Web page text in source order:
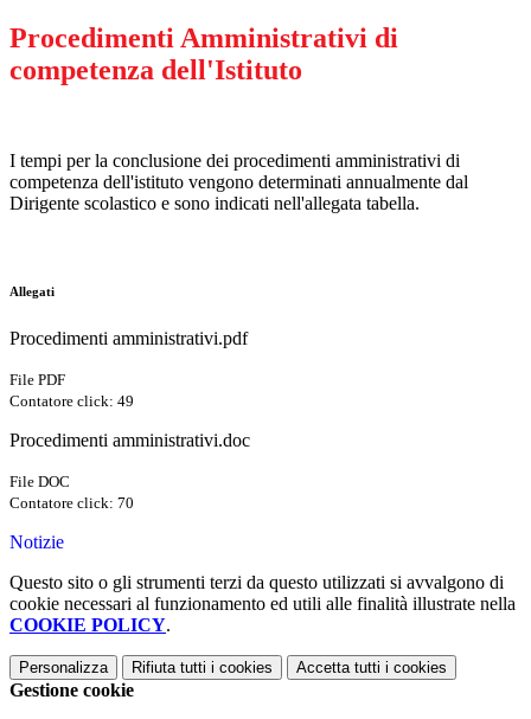
Procedimenti Amministrativi di
competenza dell'Istituto
I tempi per la conclusione dei procedimenti amministrativi di
competenza dell'istituto vengono determinati annualmente dal
Dirigente scolastico e sono indicati nell'allegata tabella.
Allegati
Procedimenti amministrativi.pdf
File PDF
Contatore click: 49
Procedimenti amministrativi.doc
File DOC
Contatore click: 70
Notizie
Questo sito o gli strumenti terzi da questo utilizzati si avvalgono di
cookie necessari al funzionamento ed utili alle finalità illustrate nella
COOKIE POLICY.
Personalizza Rifiuta tutti i cookies Accetta tutti i cookies
Gestione cookie